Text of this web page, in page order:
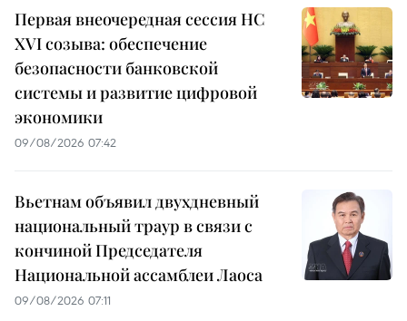
Первая внеочередная сессия НС
XVI созыва: обеспечение
безопасности банковской
системы и развитие цифровой
экономики
09/08/2026 07:42
Вьетнам объявил двухдневный
национальный траур в связи с
кончиной Председателя
Национальной ассамблеи Лаоса
09/08/2026 07:11